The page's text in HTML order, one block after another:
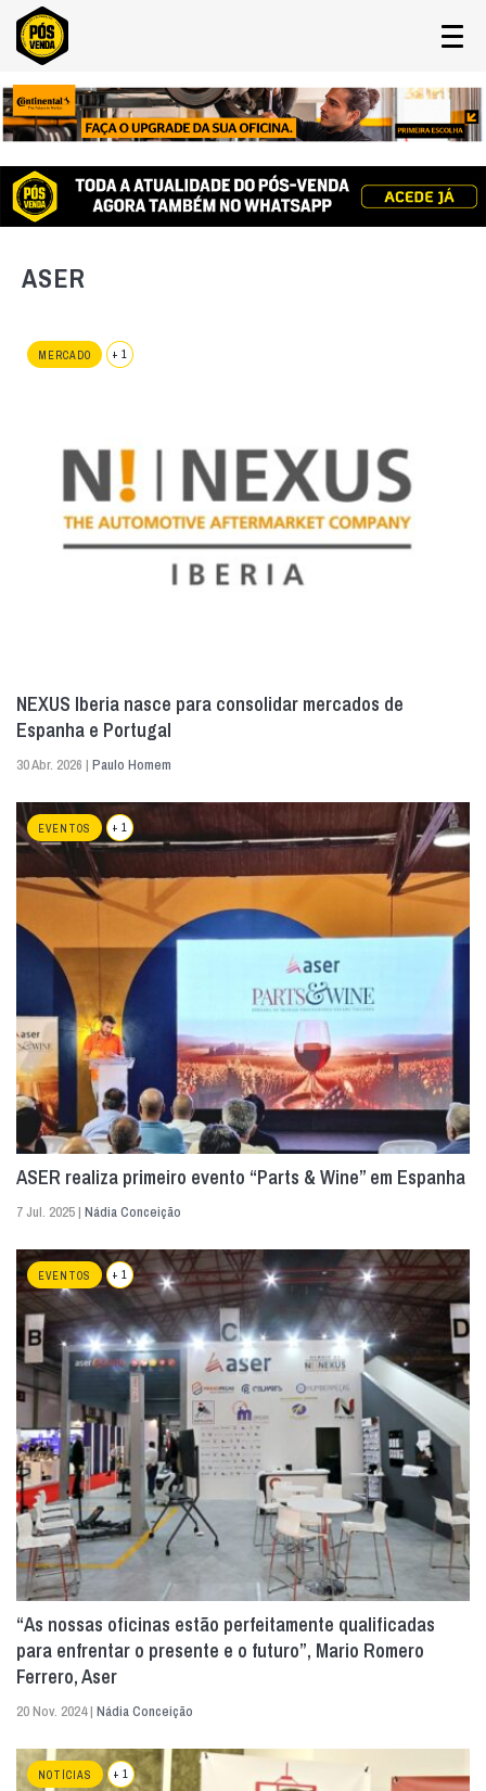
ASER
MERCADO + 1
NEXUS Iberia nasce para consolidar mercados de
Espanha e Portugal
30 Abr. 2026 | Paulo Homem
EVENTOS + 1
ASER realiza primeiro evento “Parts & Wine” em Espanha
7 Jul. 2025 | Nádia Conceição
EVENTOS + 1
“As nossas oficinas estão perfeitamente qualificadas
para enfrentar o presente e o futuro”, Mario Romero
Ferrero, Aser
20 Nov. 2024 | Nádia Conceição
NOTÍCIAS + 1